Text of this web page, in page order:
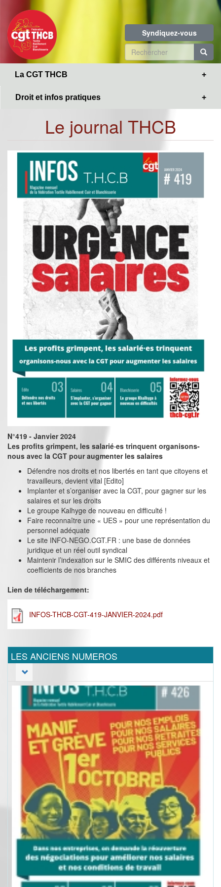
contenu
principal
Syndiquez-vous
Formulaire
de
La CGT THCB
Droit et infos pratiques
Le journal THCB
N°419 - Janvier 2024
Les profits grimpent, les salarié·es trinquent organisons-
nous avec la CGT pour augmenter les salaires
Défendre nos droits et nos libertés en tant que citoyens et
travailleurs, devient vital [Edito]
Implanter et s’organiser avec la CGT, pour gagner sur les
salaires et sur les droits
Le groupe Kalhyge de nouveau en difficulté !
Faire reconnaître une « UES » pour une représentation du
personnel adéquate
Le site INFO-NEGO.CGT.FR : une base de données
juridique et un réel outil syndical
Maintenir l’indexation sur le SMIC des différents niveaux et
coefficients de nos branches
Lien de téléchargement:
INFOS-THCB-CGT-419-JANVIER-2024.pdf
LES ANCIENS NUMEROS